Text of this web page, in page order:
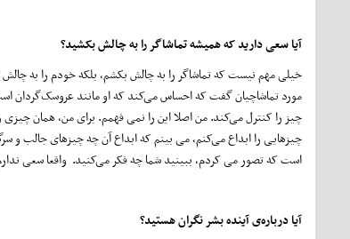
آیا سعی دارید که همیشه تماشاگر را به چالش بکشید؟
خیلی مهم نیست که تماشاگر را به چالش بکشم، بلکه خودم را به
مورد تماشاچیان گفت که احساس می‌کند که او مانند عروسک‌گردان
چیز را کنترل می‌کند. من اصلا این را نمی فهمم. برای من، همان
چیزهایی را ابداع می‌کنم، می بینم که ابداع آن چه چیزهای جالب
است که تصور می کردم، ببینید شما چه فکر می‌کنید. واقعا سعی
آیا درباره‌ی آینده‌ بشر نگران هستید؟